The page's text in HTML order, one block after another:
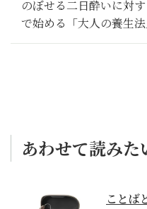
のぼせる二日酔いに対
で始める「大人の養生法
あわせて読みた
ことば